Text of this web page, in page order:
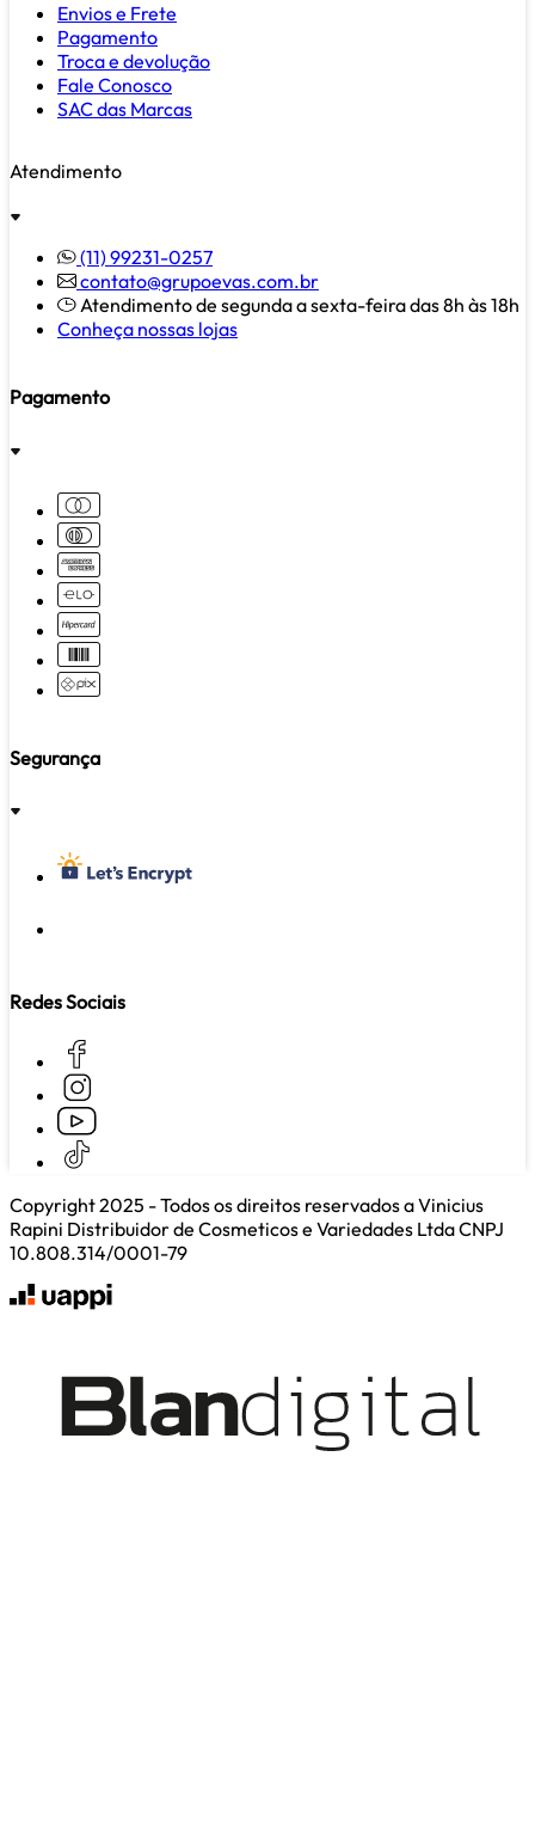
Envios e Frete
Pagamento
Troca e devolução
Fale Conosco
SAC das Marcas
Atendimento
(11) 99231-0257
contato@grupoevas.com.br
Atendimento de segunda a sexta-feira das 8h às 18h
Conheça nossas lojas
Pagamento
Segurança
Redes Sociais
Copyright 2025 - Todos os direitos reservados a Vinicius
Rapini Distribuidor de Cosmeticos e Variedades Ltda CNPJ
10.808.314/0001-79